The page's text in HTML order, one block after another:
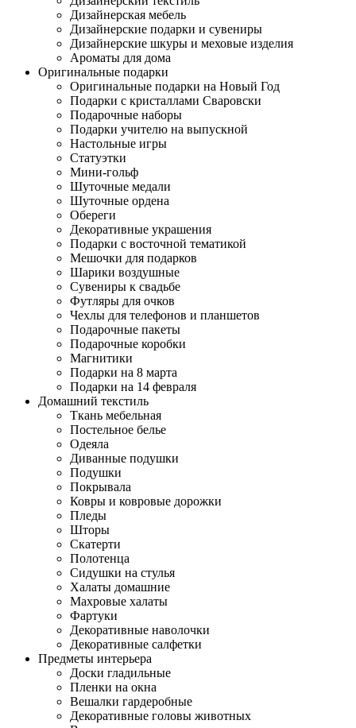
Дизайнерская мебель
Дизайнерские подарки и сувениры
Дизайнерские шкуры и меховые изделия
Ароматы для дома
Оригинальные подарки
Оригинальные подарки на Новый Год
Подарки с кристаллами Сваровски
Подарочные наборы
Подарки учителю на выпускной
Настольные игры
Статуэтки
Мини-гольф
Шуточные медали
Шуточные ордена
Обереги
Декоративные украшения
Подарки с восточной тематикой
Мешочки для подарков
Шарики воздушные
Сувениры к свадьбе
Футляры для очков
Чехлы для телефонов и планшетов
Подарочные пакеты
Подарочные коробки
Магнитики
Подарки на 8 марта
Подарки на 14 февраля
Домашний текстиль
Ткань мебельная
Постельное белье
Одеяла
Диванные подушки
Подушки
Покрывала
Ковры и ковровые дорожки
Пледы
Шторы
Скатерти
Полотенца
Сидушки на стулья
Халаты домашние
Махровые халаты
Фартуки
Декоративные наволочки
Декоративные салфетки
Предметы интерьера
Доски гладильные
Пленки на окна
Вешалки гардеробные
Декоративные головы животных